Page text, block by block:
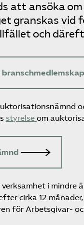
att ansöka
granskas vid
och
styrelse om
i mindre
cirka 12
för Arbetsgivar-